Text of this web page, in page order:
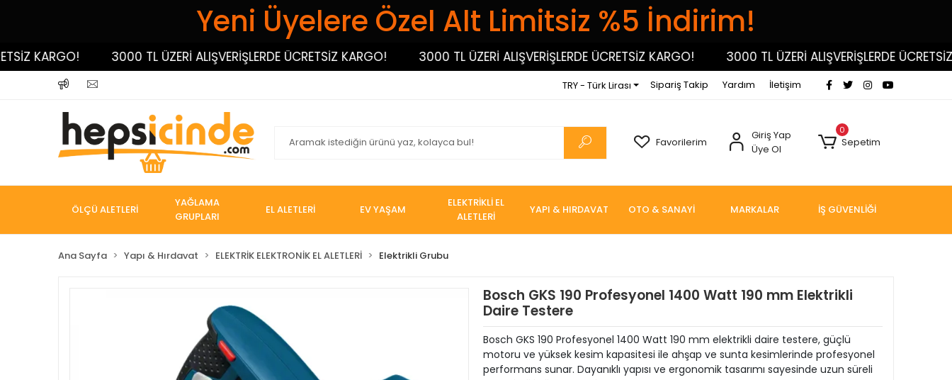
Yeni Üyelere Özel Alt Limitsiz %5 İndirim!
KARGO! 3000 TL ÜZERİ ALIŞVERİŞLERDE ÜCRETSİZ KARGO! 3000 TL ÜZERİ ALIŞVERİŞLERDE ÜCRETSİZ KARGO! 3000 TL ÜZERİ ALIŞVERİŞLERDE ÜCRETSİZ
TRY - Türk Lirası Sipariş Takip Yardım İletişim
Favorilerim
Giriş Yap
Üye Ol
0
Sepetim
ÖLÇÜ ALETLERİ
YAĞLAMA
GRUPLARI
EL ALETLERİ EV YAŞAM
ELEKTRİKLİ EL
ALETLERİ
YAPI & HIRDAVAT OTO & SANAYİ MARKALAR İŞ GÜVENLİĞİ
Ana Sayfa Yapı & Hırdavat ELEKTRİK ELEKTRONİK EL ALETLERİ Elektrikli Grubu
Bosch GKS 190 Profesyonel 1400 Watt 190 mm Elektrikli
Daire Testere
Bosch GKS 190 Profesyonel 1400 Watt 190 mm elektrikli daire testere, güçlü
motoru ve yüksek kesim kapasitesi ile ahşap ve sunta kesimlerinde profesyonel
performans sunar. Dayanıklı yapısı ve ergonomik tasarımı sayesinde uzun süreli